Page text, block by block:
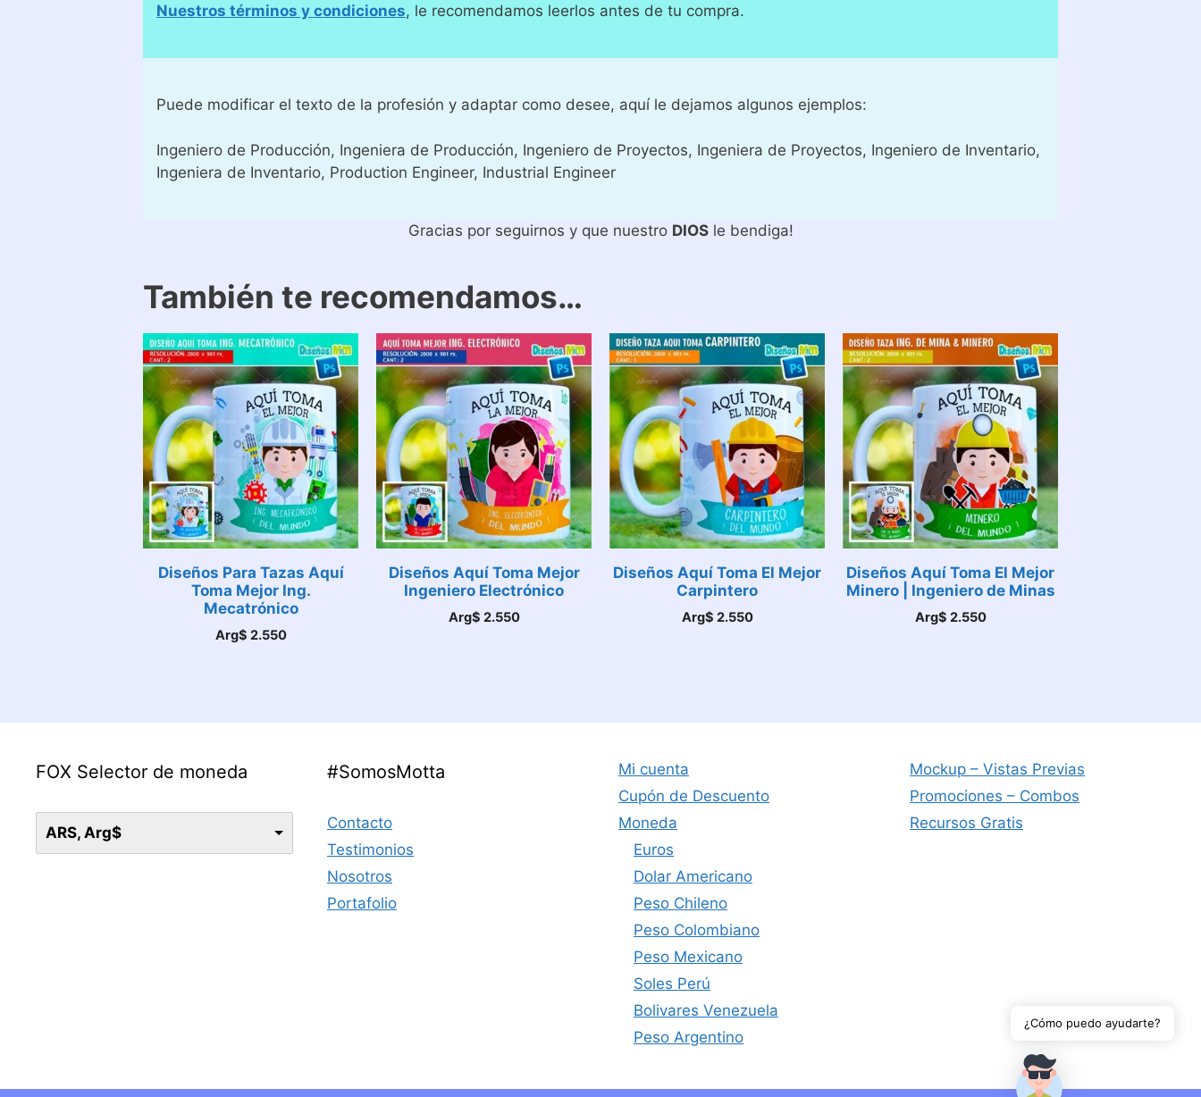
Nuestros términos y condiciones, le recomendamos leerlos antes de tu compra.
Puede modificar el texto de la profesión y adaptar como desee, aquí le dejamos algunos ejemplos:
Ingeniero de Producción, Ingeniera de Producción, Ingeniero de Proyectos, Ingeniera de Proyectos, Ingeniero de Inventario,
Ingeniera de Inventario, Production Engineer, Industrial Engineer
Gracias por seguirnos y que nuestro DIOSle bendiga!
También te recomendamos…
Diseños Para Tazas Aquí
Toma Mejor Ing.
Mecatrónico
Arg$ 2.550
Diseños Aquí Toma Mejor
Ingeniero Electrónico
Arg$ 2.550
Diseños Aquí Toma El Mejor
Carpintero
Arg$ 2.550
Diseños Aquí Toma El Mejor
Minero | Ingeniero de Minas
Arg$ 2.550
FOX Selector de moneda
ARS, Arg$
#SomosMotta
Contacto
Testimonios
Nosotros
Portafolio
Mi cuenta
Cupón de Descuento
Moneda
Euros
Dolar Americano
Peso Chileno
Peso Colombiano
Peso Mexicano
Soles Perú
Bolivares Venezuela
Peso Argentino
Mockup – Vistas Previas
Promociones – Combos
Recursos Gratis
¿Cómo puedo ayudarte?